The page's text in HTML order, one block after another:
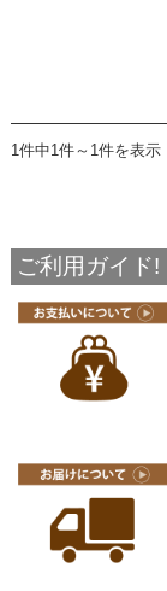
1件中1件～1件を表示
ご利用ガイド!